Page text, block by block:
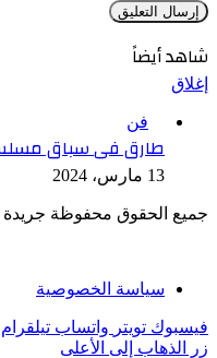
شاهد أيضاً
إغلاق
فن
طارق فى سباق
13 مارس، 2024
جميع الحقوق محفوظة جريدة
سياسة الخصوصية
فيسبوك تويتر واتساب تيلقرام
زر الذهاب إلى الأعلى